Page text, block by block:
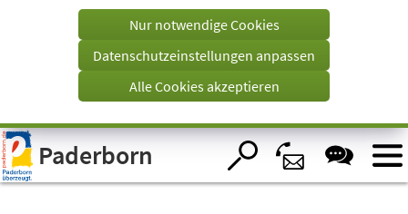
Visuelle
Assistenzsoftware
öffnen.
einem
Tab)
Nur notwendige Cookies
Datenschutzeinstellungen anpassen
Alle Cookies akzeptieren
Paderborn